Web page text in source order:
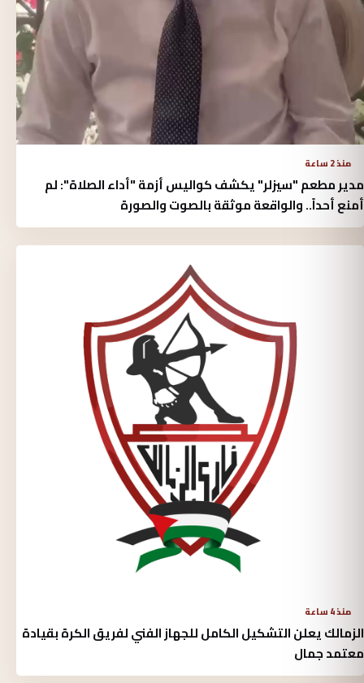
منذ 2 ساعة
مدير مطعم "سيزلر" يكشف كواليس أزمة "أداء الصلاة": لم
أمنع أحداً.. والواقعة موثقة بالصوت والصورة
منذ 4 ساعة
الزمالك يعلن التشكيل الكامل للجهاز الفني لفريق الكرة بقيادة
معتمد جمال